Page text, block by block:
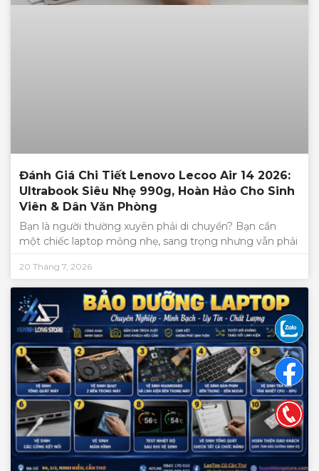
Đánh Giá Chi Tiết Lenovo Lecoo Air 14 2026:
Ultrabook Siêu Nhẹ 990g, Hoàn Hảo Cho Sinh
Viên & Dân Văn Phòng
Bạn là người thường xuyên phải di chuyển? Bạn cần
một chiếc laptop mỏng nhẹ, sang trọng nhưng vẫn phải
20 Tháng 7, 2026